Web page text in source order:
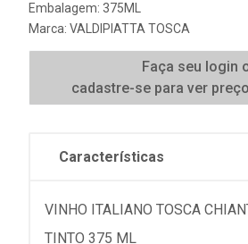
Embalagem: 375ML
Marca: VALDIPIATTA TOSCA
Faça seu login
cadastre-se para ver
Características
VINHO ITALIANO TOSCA
TINTO 375 ML